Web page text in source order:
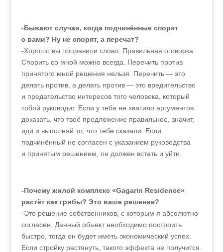
-Бывают случаи, когда подчинённые спорят
с вами? Ну не спорят, а перечат?
-Хорошо вы поправили слово. Правильная оговорка.
Спорить со мной можно всегда. Перечить против
принятого мной решения нельзя. Перечить — это
делать против, а делать против — это вредительство
и предательство интересов того человека, который
тобой руководит. Если у тебя не хватило аргументов
доказать, что твоё предложение правильное, значит,
иди и выполняй то, что тебе сказали. Если
подчинённый не согласен с указанием руководства
и принятым решением, он должен встать и уйти.
-Почему жилой комплекс «Gagarin Residence»
растёт как грибы? Это ваше решение?
-Это решение собственников, с которым я абсолютно
согласен. Данный объект необходимо построить
быстро, тогда он будет иметь экономический успех.
Если стройку растянуть, такого эффекта не получится.